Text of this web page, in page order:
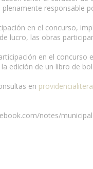
plenamente responsable
en el concurso,
lucro, las obras
en el
edición de un libro de
en
notes/